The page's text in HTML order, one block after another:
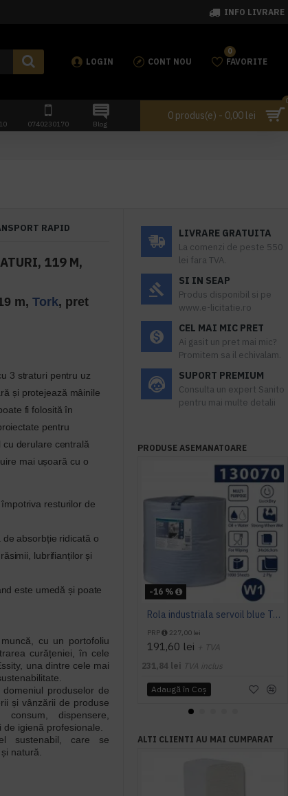
INFO LIVRARE
LOGIN CONT NOU FAVORITE
0
0740230170 Blog
0 produs(e) - 0,00 lei
RAPID
119 M,
m,Tork, pret
3 straturi pentru uz
și protejează mâinile
fi folosită în
pentru
derulare centrală
mai ușoară cu o
resturilor de
absorbție ridicată o
lubrifianților și
este umedă și poate
cu un portofoliu
curățeniei, în cele
una dintre cele mai
produselor de
și vânzării de produse
dispensere,
igienă profesionale.
sustenabil, care se
natură.
LIVRARE GRATUITA
La comenzi de peste 550
lei fara TVA.
SI IN SEAP
Produs disponibil si pe
www.e-licitatie.ro
CEL MAI MIC PRET
Ai gasit un pret mai mic?
Promitem sa il echivalam.
SUPORT PREMIUM
Consulta un expert Sanito
pentru mai multe detalii
PRODUSE ASEMANATOARE
-16 %
Rola industriala servoil blue Tork, 340 m
PRP 227,00 lei
191,60 lei + TVA
231,84 lei TVA inclus
Adaugă în Coş
ALTI CLIENTI AU MAI CUMPARAT